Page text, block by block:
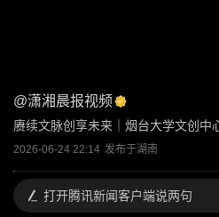
@潇湘晨报视频
赓续文脉创享未来｜烟台大学文创中
2026-06-24 22:14 发布于湖南
打开腾讯新闻客户端说两句